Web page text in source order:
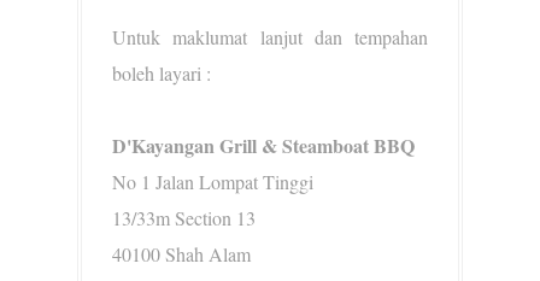
Untuk maklumat lanjut dan tempahan
boleh layari :
D'Kayangan Grill & Steamboat BBQ
No 1 Jalan Lompat Tinggi
13/33m Section 13
40100 Shah Alam